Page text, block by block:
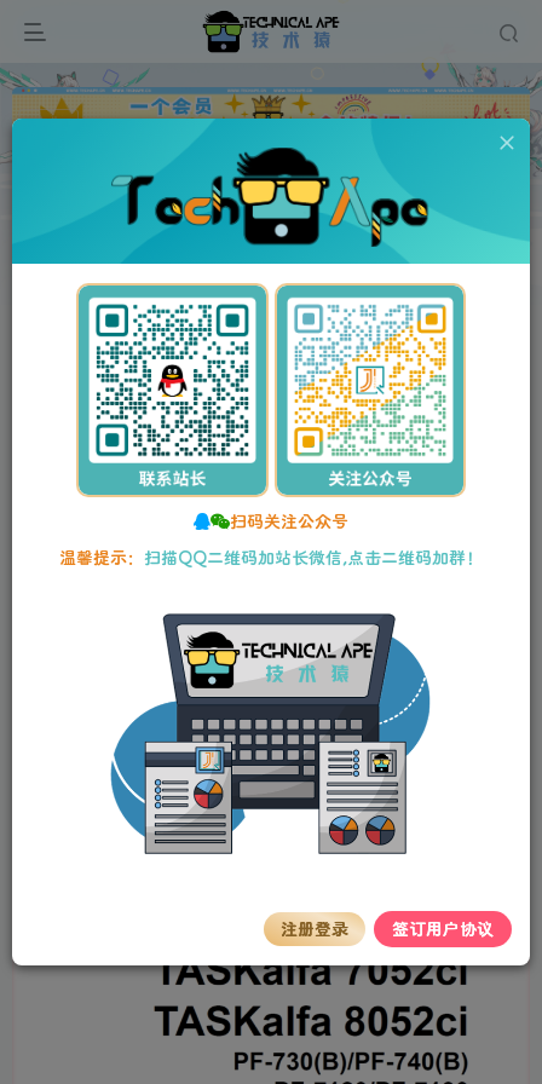
广告
维修资料 京瓷KYOCERA 正文
京瓷 TASKalfa 7052ci 8052ci 彩色复印机中文维修手册
此内容为付费资源，请付费后查看
Y币5 Y币10
【VIP】普通会员 Y币3 【SVIP】至尊会员
立即购买
您当前未登录！建议登录后购买，可保存购买订单。
本站资源均为作者特供和网友推荐收集整理而来，仅供学习和研究使
用，请在下载后24小时内删除，谢谢合作！
京瓷 TASKalfa 7052ci 8052ci 彩色复印机中文
stalker
2年前更新
关注
0
京瓷 TASKalfa 7052ci 8052ci
印机中文维修手册
扫码关注公众号
温馨提示： 扫描QQ二维码加站长微信,点击二维码加群！
注册登录 签订用户协议